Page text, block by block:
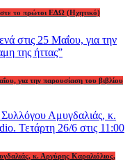
το πρώτοι ΕΔΩ (Ηχητικό)
για την παρουσίαση του βιβλίου
κ. Αργύρης Καραλιόλιος,